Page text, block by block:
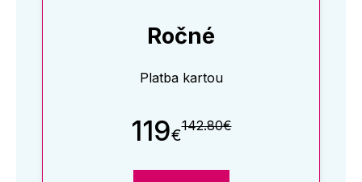
Ročné
Platba kartou
119€142.80€